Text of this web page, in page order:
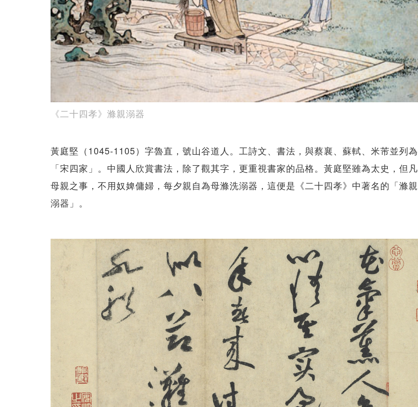
《二十四孝》滌親溺器
黃庭堅（1045-1105）字魯直，號山谷道人。工詩文、書法，與蔡襄、蘇軾、米芾並列為
「宋四家」。中國人欣賞書法，除了觀其字，更重視書家的品格。黃庭堅雖為太史，但凡
母親之事，不用奴婢傭婦，每夕親自為母滌洗溺器，這便是《二十四孝》中著名的「滌親
溺器」。